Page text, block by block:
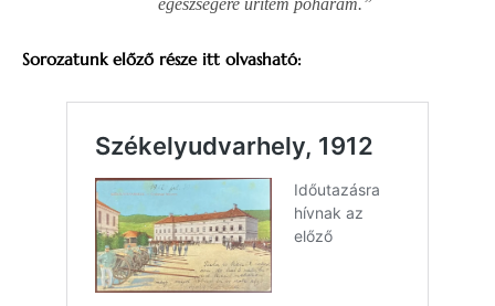
egészségére ürítem poharam.”
Sorozatunk előző része itt olvasható: